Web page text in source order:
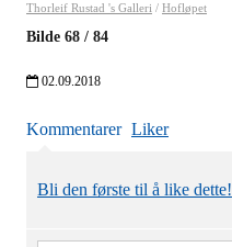
Thorleif Rustad 's Galleri / Hofløpet
Bilde 68 / 84
02.09.2018
Kommentarer Liker
Bli den første til å like dette!